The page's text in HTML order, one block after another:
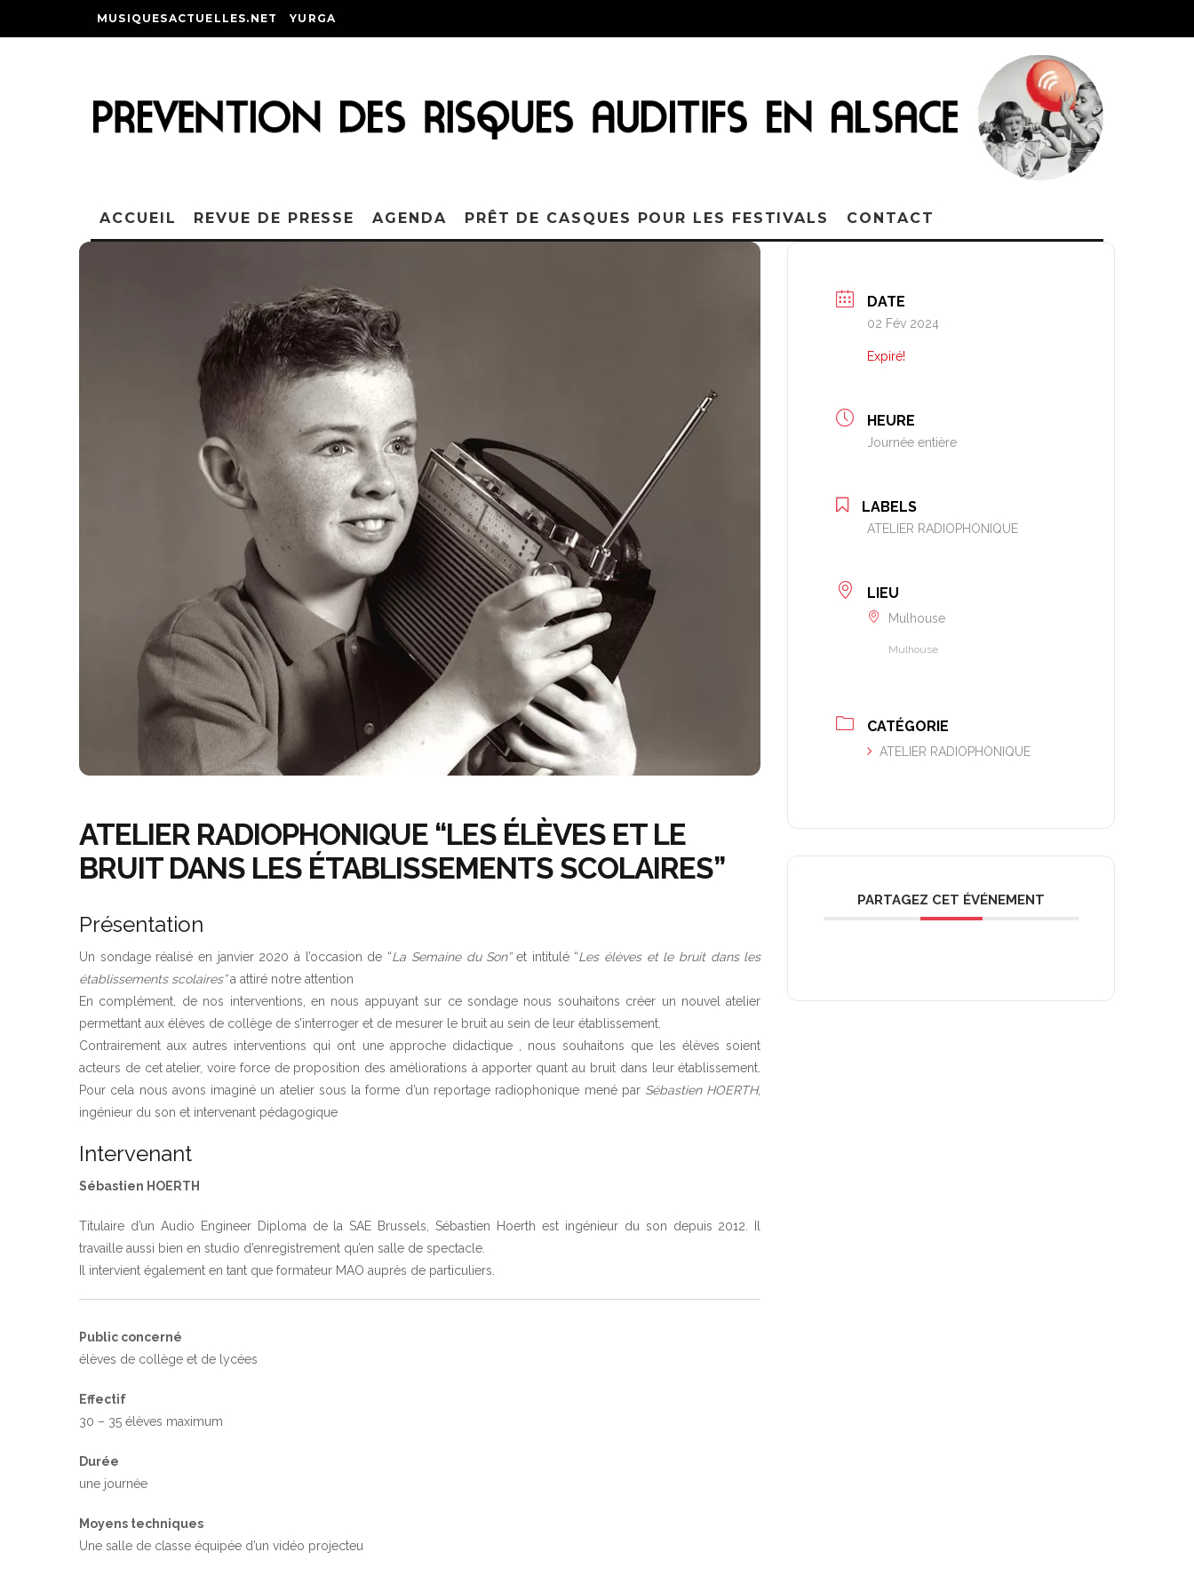
MUSIQUESACTUELLES.NET YURGA
ACCUEIL REVUE DE PRESSE AGENDA PRÊT DE CASQUES POUR LES FESTIVALS CONTACT
ATELIER RADIOPHONIQUE “LES ÉLÈVES ET LE
BRUIT DANS LES ÉTABLISSEMENTS SCOLAIRES”
Présentation
Un sondage réalisé en janvier 2020 à l’occasion de “La Semaine du Son” et intitulé “Les élèves et le bruit dans les
établissements scolaires”a attiré notre attention
En complément, de nos interventions, en nous appuyant sur ce sondage nous souhaitons créer un nouvel atelier
permettant aux élèves de collège de s’interroger et de mesurer le bruit au sein de leur établissement.
Contrairement aux autres interventions qui ont une approche didactique , nous souhaitons que les élèves soient
acteurs de cet atelier, voire force de proposition des améliorations à apporter quant au bruit dans leur établissement.
Pour cela nous avons imaginé un atelier sous la forme d’un reportage radiophonique mené par Sébastien HOERTH,
ingénieur du son et intervenant pédagogique
Intervenant
Sébastien HOERTH
Titulaire d’un Audio Engineer Diploma de la SAE Brussels, Sébastien Hoerth est ingénieur du son depuis 2012. Il
travaille aussi bien en studio d’enregistrement qu’en salle de spectacle.
Il intervient également en tant que formateur MAO auprès de particuliers.
Public concerné
élèves de collège et de lycées
Effectif
30 – 35 élèves maximum
Durée
une journée
Moyens techniques
Une salle de classe équipée d’un vidéo projecteu
DATE
02 Fév 2024
Expiré!
HEURE
Journée entière
LABELS
ATELIER RADIOPHONIQUE
LIEU
Mulhouse
Mulhouse
CATÉGORIE
ATELIER RADIOPHONIQUE
PARTAGEZ CET ÉVÉNEMENT